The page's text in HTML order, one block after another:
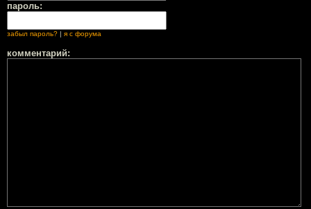
пароль:
забыл пароль? я с форума
комментарий: